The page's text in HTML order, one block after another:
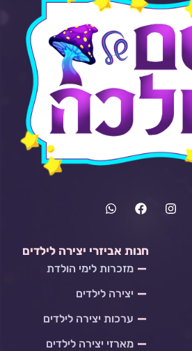
I
n
F
a
b
o
W
h
s
p
חנות אביזרי יצירה לילדים
מזכרות לימי הולדת
יצירה לילדים
ערכות יצירה לילדים
מארזי יצירה לילדים